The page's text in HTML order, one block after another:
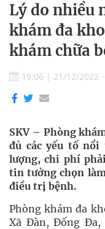
Lý do nhiều
khám đa
khám chữa
19:06 | 21/12/2022
SKV – Phòng
đủ các yếu tố nổi
lượng, chi phí
tin tưởng chọn
điều trị bệnh.
Phòng khám đa
Xã Đàn, Đống Đa,